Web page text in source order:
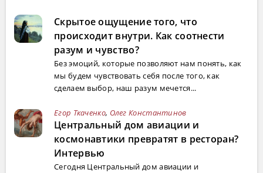
Скрытое ощущение того, что
происходит внутри. Как соотнести
разум и чувство?
Без эмоций, которые позволяют нам понять, как
мы будем чувствовать себя после того, как
сделаем выбор, наш разум мечется...
Егор Ткаченко, Олег Константинов
Центральный дом авиации и
космонавтики превратят в ресторан?
Интервью
Сегодня Центральный дом авиации и